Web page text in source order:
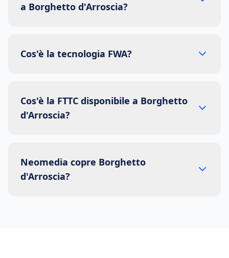
a Borghetto d'Arroscia?
Cos'è la tecnologia FWA?
Cos'è la FTTC disponibile a Borghetto
d'Arroscia?
Neomedia copre Borghetto
d'Arroscia?